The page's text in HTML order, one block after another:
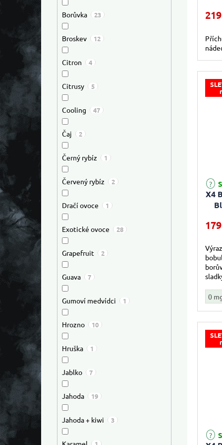
Borůvka 23
Broskev 12
Citron 4
Citrusy 5
Cooling 47
Čaj 2
Černý rybíz 1
Červený rybíz 2
Dračí ovoce 1
Exotické ovoce 28
Grapefruit 2
Guava 7
Gumoví medvídci 1
Hrozno 10
Hruška 1
Jablko 7
Jahoda 19
Jahoda + kiwi 3
X4
0